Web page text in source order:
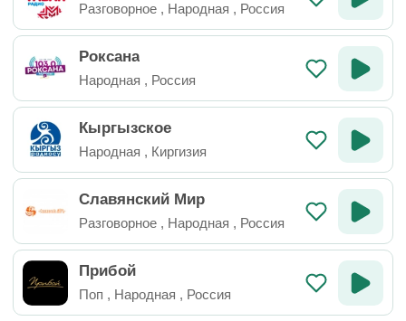
Разговорное , Народная , Россия
Роксана
Народная , Россия
Кыргызское
Народная , Киргизия
Славянский Мир
Разговорное , Народная , Россия
Прибой
Поп , Народная , Россия